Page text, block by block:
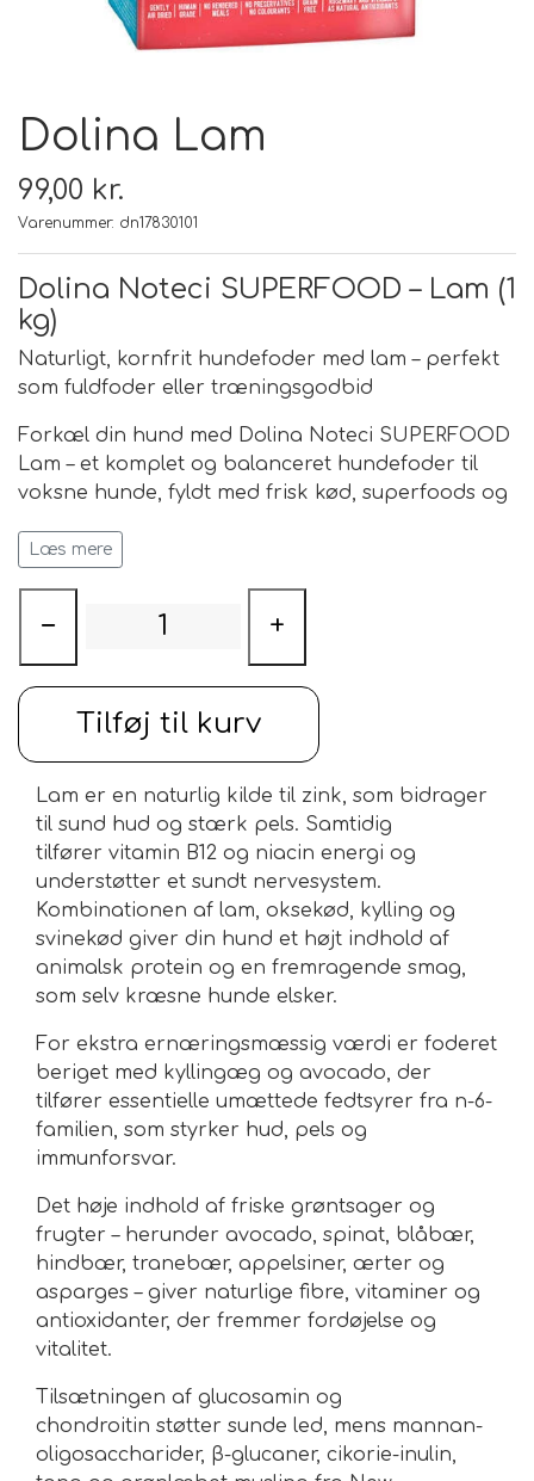
Dolina Lam
99,00 kr.
Varenummer: dn17830101
Dolina Noteci SUPERFOOD – Lam (1
kg)
Naturligt, kornfrit hundefoder med lam – perfekt
som fuldfoder eller træningsgodbid
Forkæl din hund med Dolina Noteci SUPERFOOD
Lam – et komplet og balanceret hundefoder til
voksne hunde, fyldt med frisk kød, superfoods og
Foderet kan anvendes
ideelt til belønning i hverdagen.
Læs mere
− +
Tilføj til kurv
Lam er en naturlig kilde til zink, som bidrager
til sund hud og stærk pels. Samtidig
tilfører vitamin B12 og niacin energi og
understøtter et sundt nervesystem.
Kombinationen af lam, oksekød, kylling og
svinekød giver din hund et højt indhold af
animalsk protein og en fremragende smag,
som selv kræsne hunde elsker.
For ekstra ernæringsmæssig værdi er foderet
beriget med kyllingæg og avocado, der
tilfører essentielle umættede fedtsyrer fra n-6-
familien, som styrker hud, pels og
immunforsvar.
Det høje indhold af friske grøntsager og
frugter – herunder avocado, spinat, blåbær,
hindbær, tranebær, appelsiner, ærter og
asparges – giver naturlige fibre, vitaminer og
antioxidanter, der fremmer fordøjelse og
vitalitet.
Tilsætningen af glucosamin og
chondroitin støtter sunde led, mens mannan-
oligosaccharider, β-glucaner, cikorie-inulin,